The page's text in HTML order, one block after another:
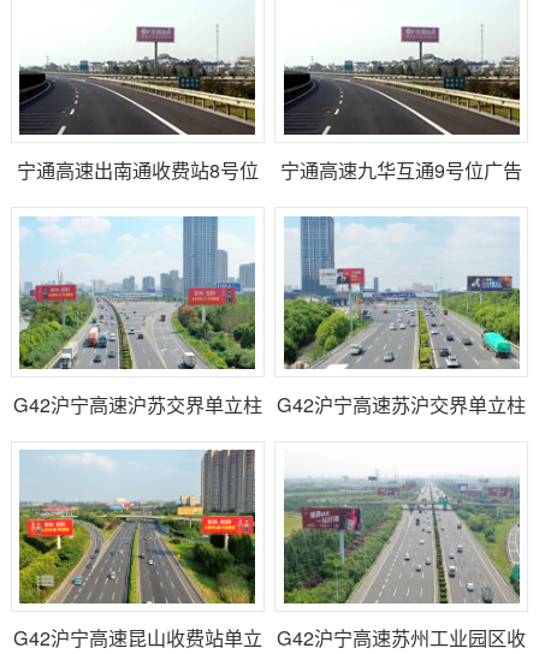
宁通高速出南通收费站8号位
宁通高速九华互通9号位广告
G42沪宁高速沪苏交界单立柱 G42沪宁高速苏沪交界单立柱
G42沪宁高速昆山收费站单立 G42沪宁高速苏州工业园区收